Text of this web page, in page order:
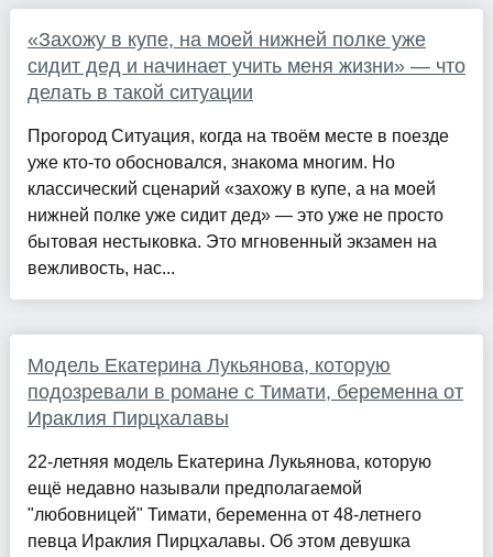
«Захожу в купе, на моей нижней полке уже
сидит дед и начинает учить меня жизни» — что
делать в такой ситуации
Прогород Ситуация, когда на твоём месте в поезде
уже кто-то обосновался, знакома многим. Но
классический сценарий «захожу в купе, а на моей
нижней полке уже сидит дед» — это уже не просто
бытовая нестыковка. Это мгновенный экзамен на
вежливость, нас...
Модель Екатерина Лукьянова, которую
подозревали в романе с Тимати, беременна от
Ираклия Пирцхалавы
22-летняя модель Екатерина Лукьянова, которую
ещё недавно называли предполагаемой
"любовницей" Тимати, беременна от 48-летнего
певца Ираклия Пирцхалавы. Об этом девушка